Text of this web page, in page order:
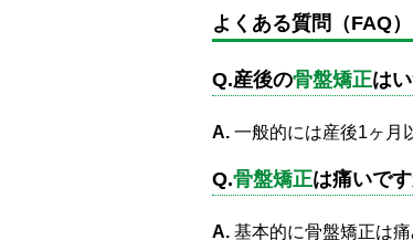
よくある質問（FAQ）
Q.産後の骨盤矯正は
A. 一般的には産後1ヶ月
Q.骨盤矯正は痛いで
A. 基本的に骨盤矯正は